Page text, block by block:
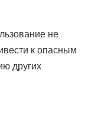
не
к опасным
других